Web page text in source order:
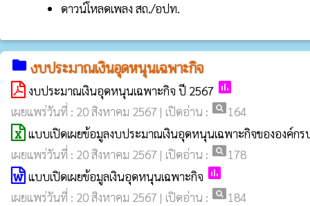
ดาวน์โหลดเพลง สถ./อปท.
folder งบประมาณเงินอุดหนุนเฉพาะกิจ
งบประมาณเงินอุดหนุนเฉพาะกิจ ปี 2567 poll
เผยแพร่วันที่ : 20 สิงหาคม 2567 | เปิดอ่าน : pageview164
แบบเปิดเผยข้อมูลงบประมาณเงินอุดหนุนเฉพาะกิจขององค์
เผยแพร่วันที่ : 20 สิงหาคม 2567 | เปิดอ่าน : pageview178
แบบเปิดเผยข้อมูลเงินอุดหนุนเฉพาะกิจ poll
เผยแพร่วันที่ : 20 สิงหาคม 2567 | เปิดอ่าน : pageview184